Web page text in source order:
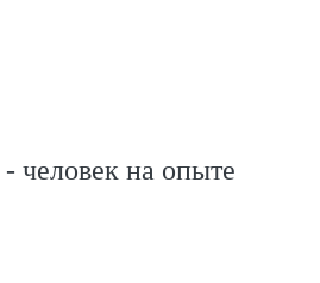
человек на опыте